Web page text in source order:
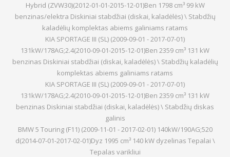
Hybrid (ZVW30)(2012-01-01-2015-12-01)Ben 1798 cm³ 99 kW
benzinas/elektra Diskiniai stabdžiai (diskai, kaladėlės) \ Stabdžių
kaladėlių komplektas abiems galiniams ratams
KIA SPORTAGE III (SL) (2009-09-01 - 2017-07-01)
131kW/178AG;2.4(2010-09-01-2015-12-01)Ben 2359 cm³ 131 kW
benzinas Diskiniai stabdžiai (diskai, kaladėlės) \ Stabdžių kaladėlių
komplektas abiems galiniams ratams
KIA SPORTAGE III (SL) (2009-09-01 - 2017-07-01)
131kW/178AG;2.4(2010-09-01-2015-12-01)Ben 2359 cm³ 131 kW
benzinas Diskiniai stabdžiai (diskai, kaladėlės) \ Stabdžių diskas
galinis
BMW 5 Touring (F11) (2009-11-01 - 2017-02-01) 140kW/190AG;520
d(2014-07-01-2017-02-01)Dyz 1995 cm³ 140 kW dyzelinas Tepalai \
Tepalas varikliui